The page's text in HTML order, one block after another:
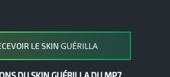
LE SKIN GUÉRILLA